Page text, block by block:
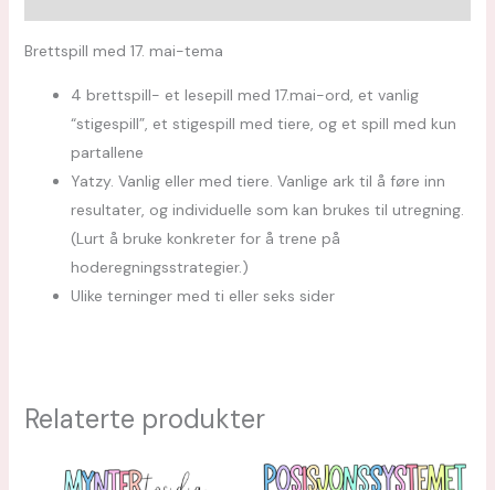
Brettspill med 17. mai-tema
4 brettspill- et lesepill med 17.mai-ord, et vanlig
“stigespill”, et stigespill med tiere, og et spill med kun
partallene
Yatzy. Vanlig eller med tiere. Vanlige ark til å føre inn
resultater, og individuelle som kan brukes til utregning.
(Lurt å bruke konkreter for å trene på
hoderegningsstrategier.)
Ulike terninger med ti eller seks sider
Relaterte produkter